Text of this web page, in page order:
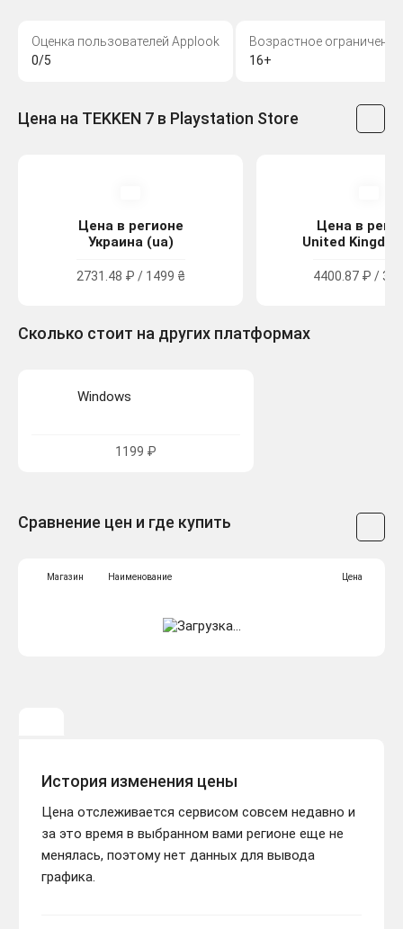
Оценка пользователей Applook
0/5
Возрастное ограничение
16+
Цена на TEKKEN 7 в Playstation Store
Цена в регионе
Украина (ua)
2731.48 ₽ / 1499 ₴
Цена в
United
4400.87 ₽ /
Сколько стоит на других платформах
Windows
1199 ₽
Сравнение цен и где купить
Магазин Наименование Цена
История изменения цены
Цена отслеживается сервисом совсем недавно и
за это время в выбранном вами регионе еще не
менялась, поэтому нет данных для вывода
графика.